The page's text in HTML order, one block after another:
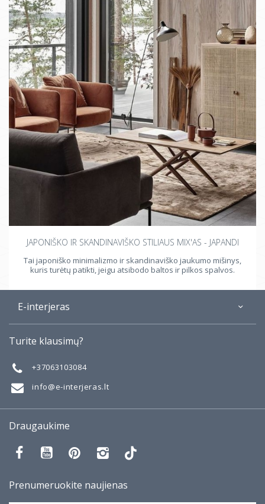
JAPONIŠKO IR SKANDINAVIŠKO STILIAUS MIX'AS - JAPANDI
Tai japoniško minimalizmo ir skandinaviško jaukumo mišinys,
kuris turėtų patikti, jeigu atsibodo baltos ir pilkos spalvos.
E-interjeras
Mano darbai
Taisyklės
Turite klausimų?
+37063103084
info@e-interjeras.lt
Draugaukime
Prenumeruokite naujienas